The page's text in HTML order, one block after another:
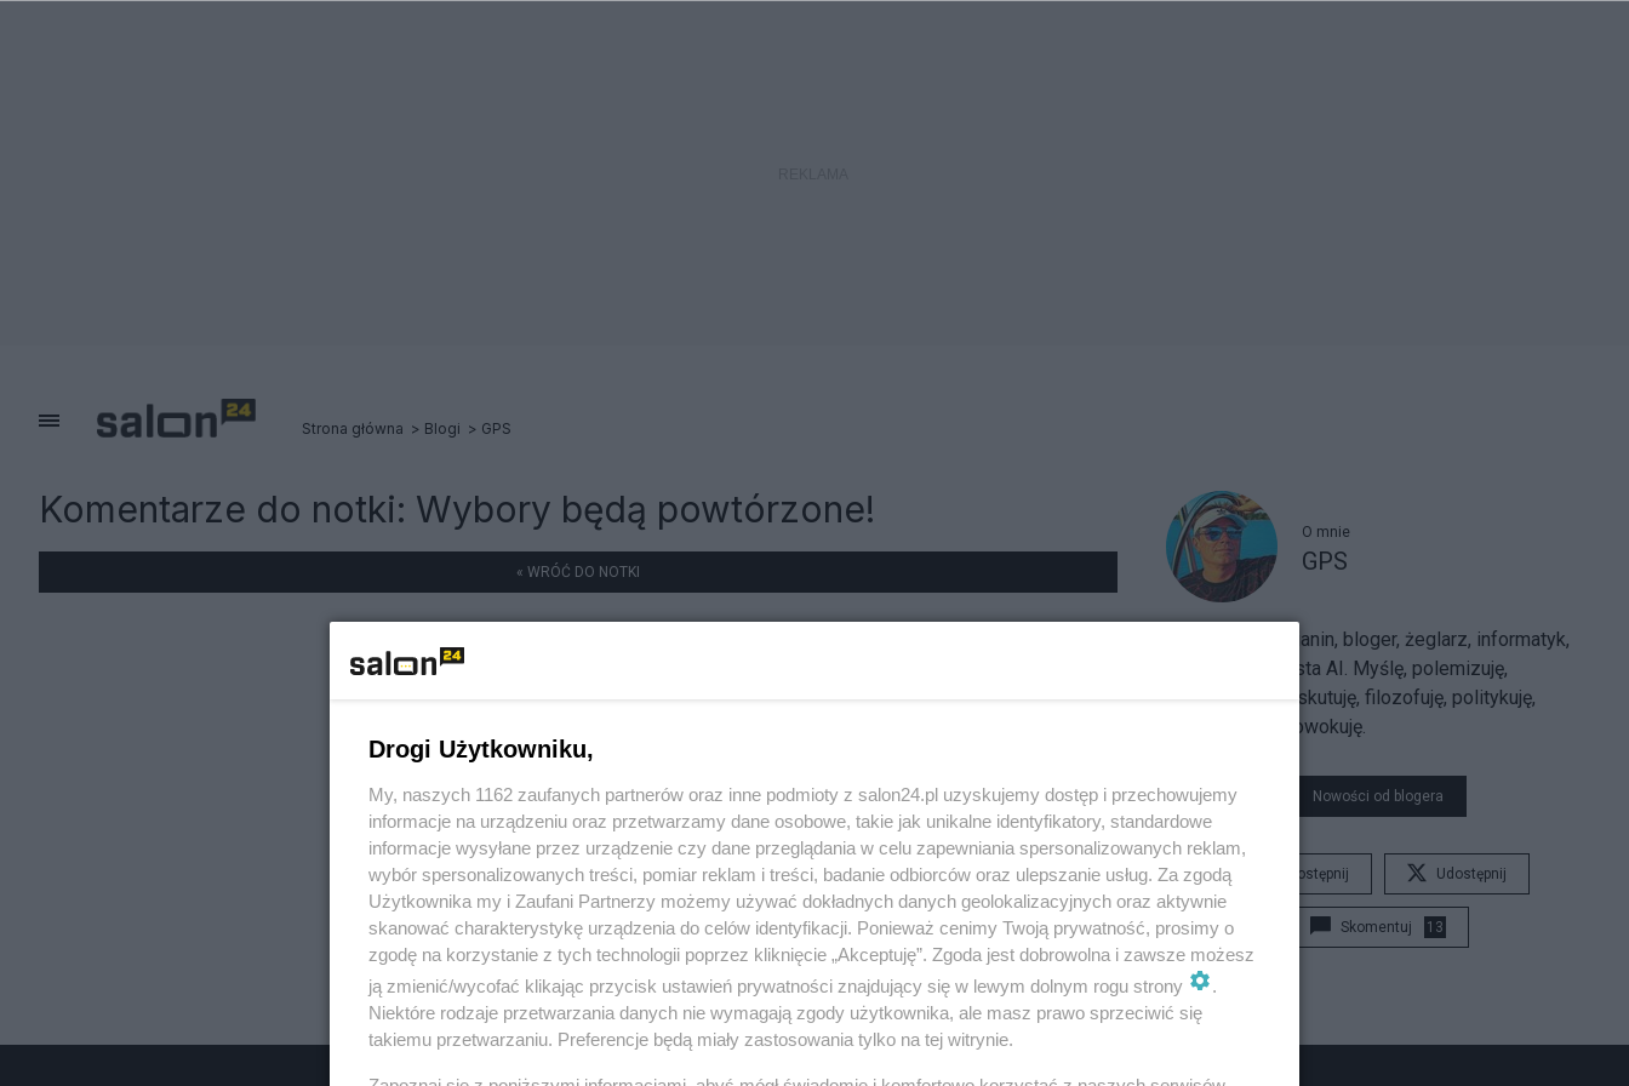
Strona główna Blogi GPS
Komentarze do notki: Wybory będą powtórzone!
« WRÓĆ DO NOTKI
O mnie
GPS
Sarmatolibertarianin, bloger, żeglarz, informatyk,
trajkkarz, futurysta AI. Myślę, polemizuję,
argumentuję, dyskutuję, filozofuję, politykuję,
uzasadniam, prowokuję.
Nowości od blogera
Udostępnij Udostępnij
Skomentuj 13
Drogi Użytkowniku,
My, naszych 1162 zaufanych partnerów oraz inne podmioty z salon24.pl uzyskujemy dostęp i przechowujemy
informacje na urządzeniu oraz przetwarzamy dane osobowe, takie jak unikalne identyfikatory, standardowe
informacje wysyłane przez urządzenie czy dane przeglądania w celu zapewniania spersonalizowanych reklam,
wybór spersonalizowanych treści, pomiar reklam i treści, badanie odbiorców oraz ulepszanie usług. Za zgodą
Użytkownika my i Zaufani Partnerzy możemy używać dokładnych danych geolokalizacyjnych oraz aktywnie
skanować charakterystykę urządzenia do celów identyfikacji. Ponieważ cenimy Twoją prywatność, prosimy o
zgodę na korzystanie z tych technologii poprzez kliknięcie „Akceptuję”. Zgoda jest dobrowolna i zawsze możesz
ją zmienić/wycofać klikając przycisk ustawień prywatności znajdujący się w lewym dolnym rogu strony
.
Niektóre rodzaje przetwarzania danych nie wymagają zgody użytkownika, ale masz prawo sprzeciwić się
takiemu przetwarzaniu. Preferencje będą miały zastosowania tylko na tej witrynie.